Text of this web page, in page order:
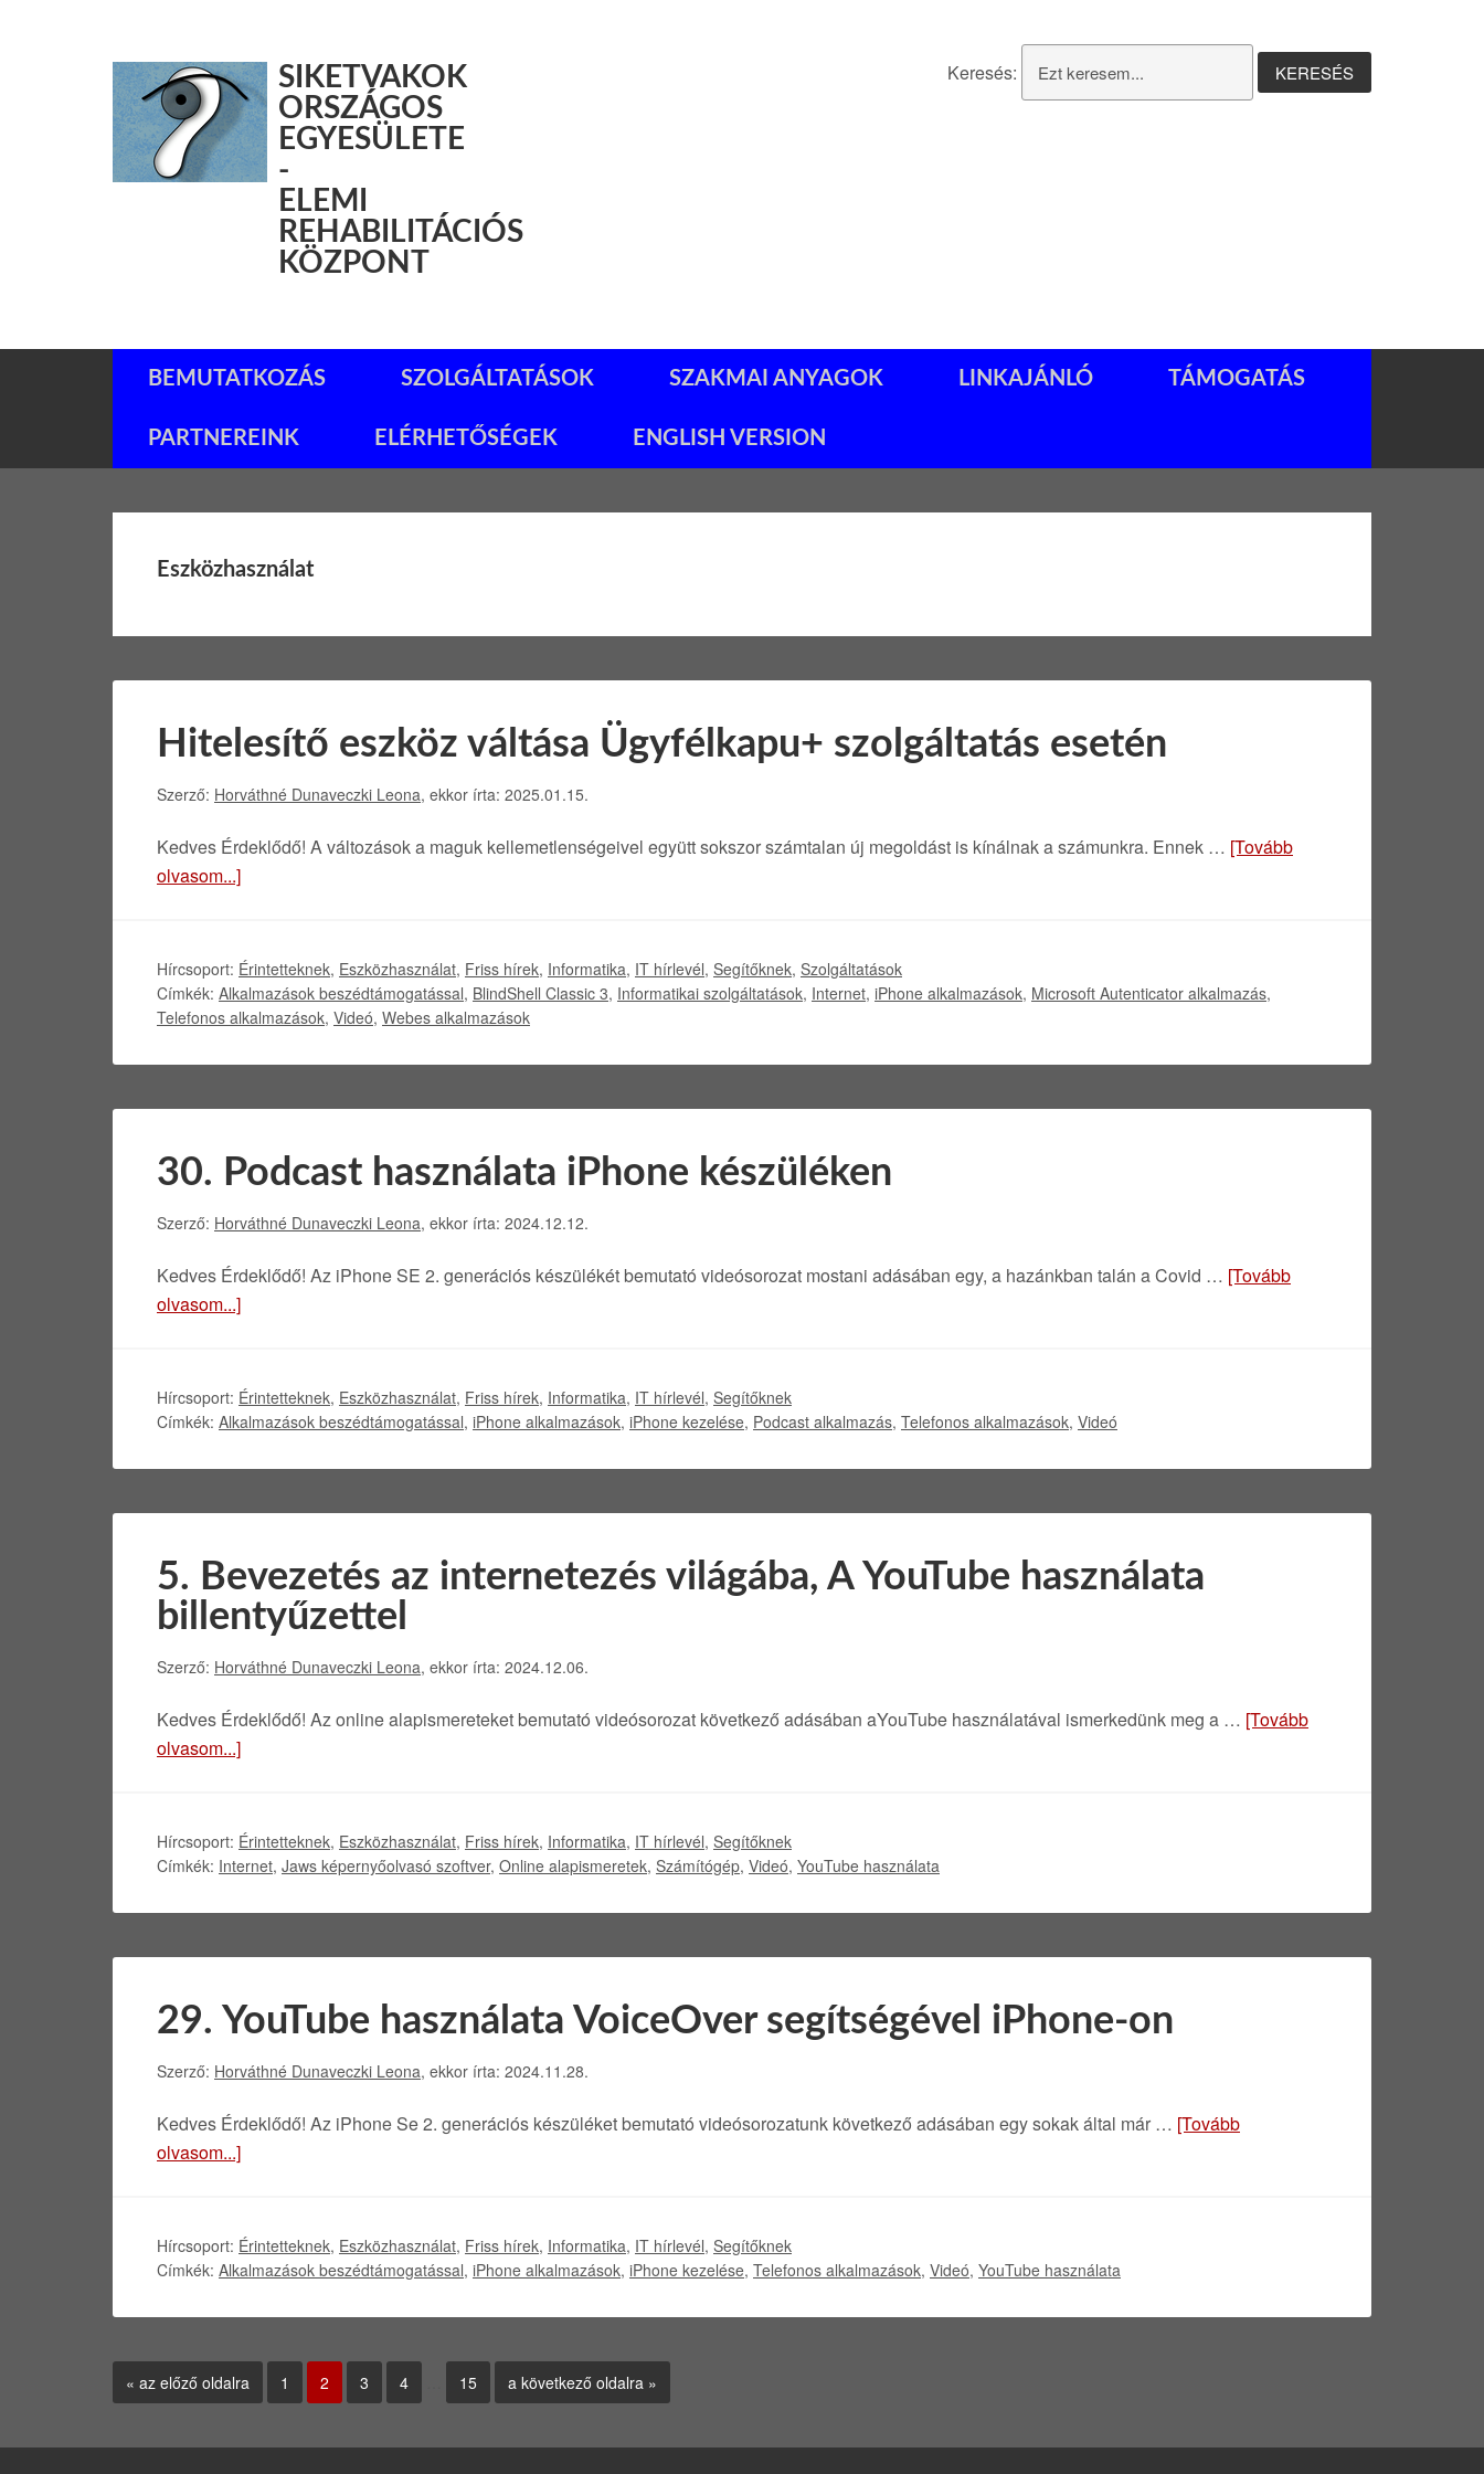
SIKETVAKOK
ORSZÁGOS
EGYESÜLETE
-
ELEMI
REHABILITÁCIÓS
KÖZPONT
Keresés:
BEMUTATKOZÁS SZOLGÁLTATÁSOK SZAKMAI ANYAGOK LINKAJÁNLÓ TÁMOGATÁS
PARTNEREINK ELÉRHETŐSÉGEK ENGLISH VERSION
Eszközhasználat
Hitelesítő eszköz váltása Ügyfélkapu+ szolgáltatás esetén
Szerző: Horváthné Dunaveczki Leona, ekkor írta: 2025.01.15.
Kedves Érdeklődő! A változások a maguk kellemetlenségeivel együtt sokszor számtalan új megoldást is kínálnak a számunkra. Ennek … [Tovább
olvasom...]
Hírcsoport: Érintetteknek, Eszközhasználat, Friss hírek, Informatika, IT hírlevél, Segítőknek, Szolgáltatások
Címkék: Alkalmazások beszédtámogatással, BlindShell Classic 3, Informatikai szolgáltatások, Internet, iPhone alkalmazások, Microsoft Autenticator alkalmazás,
Telefonos alkalmazások, Videó, Webes alkalmazások
30. Podcast használata iPhone készüléken
Szerző: Horváthné Dunaveczki Leona, ekkor írta: 2024.12.12.
Kedves Érdeklődő! Az iPhone SE 2. generációs készülékét bemutató videósorozat mostani adásában egy, a hazánkban talán a Covid … [Tovább
olvasom...]
Hírcsoport: Érintetteknek, Eszközhasználat, Friss hírek, Informatika, IT hírlevél, Segítőknek
Címkék: Alkalmazások beszédtámogatással, iPhone alkalmazások, iPhone kezelése, Podcast alkalmazás, Telefonos alkalmazások, Videó
5. Bevezetés az internetezés világába, A YouTube használata
billentyűzettel
Szerző: Horváthné Dunaveczki Leona, ekkor írta: 2024.12.06.
Kedves Érdeklődő! Az online alapismereteket bemutató videósorozat következő adásában aYouTube használatával ismerkedünk meg a … [Tovább
olvasom...]
Hírcsoport: Érintetteknek, Eszközhasználat, Friss hírek, Informatika, IT hírlevél, Segítőknek
Címkék: Internet, Jaws képernyőolvasó szoftver, Online alapismeretek, Számítógép, Videó, YouTube használata
29. YouTube használata VoiceOver segítségével iPhone-on
Szerző: Horváthné Dunaveczki Leona, ekkor írta: 2024.11.28.
Kedves Érdeklődő! Az iPhone Se 2. generációs készüléket bemutató videósorozatunk következő adásában egy sokak által már … [Tovább
olvasom...]
Hírcsoport: Érintetteknek, Eszközhasználat, Friss hírek, Informatika, IT hírlevél, Segítőknek
Címkék: Alkalmazások beszédtámogatással, iPhone alkalmazások, iPhone kezelése, Telefonos alkalmazások, Videó, YouTube használata
« az előző oldalra 1 2 3 4 15 a következő oldalra »